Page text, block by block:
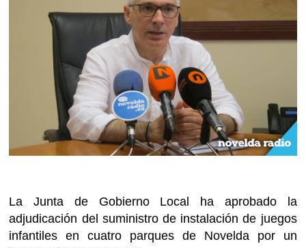
La Junta de Gobierno Local ha aprobado la
adjudicación del suministro de instalación de juegos
infantiles en cuatro parques de Novelda por un